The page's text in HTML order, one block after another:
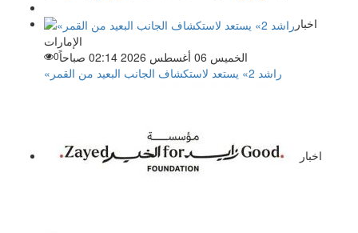
اخبار
الإمارات
الخميس 06 أغسطس 2026 02:14 صباحاً
0
«راشد 2» يستعد لاستكشاف الجانب البعيد من القمر
اخبار